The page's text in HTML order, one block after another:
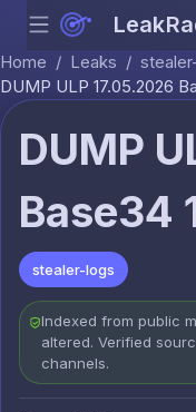
Menu
Home / Leaks /
DUMP ULP 17.05.2026
DUMP
Base34
stealer-logs
Indexed from public
altered. Verified
channels.